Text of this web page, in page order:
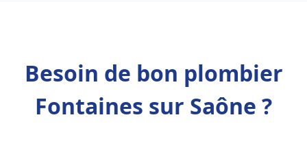
Besoin de bon plombier
Fontaines sur Saône ?